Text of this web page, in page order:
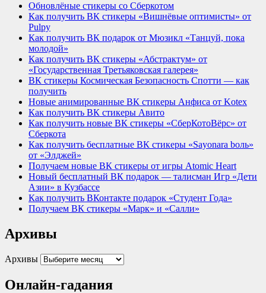
Обновлёные стикеры со Сберкотом
Как получить ВК стикеры «Вишнёвые оптимисты» от
Pulpy
Как получить ВК подарок от Мюзикл «Танцуй, пока
молодой»
Как получить ВК стикеры «Абстрактум» от
«Государственная Третьяковская галерея»
ВК стикеры Космическая Безопасность Спотти — как
получить
Новые анимированные ВК стикеры Анфиса от Kotex
Как получить ВК стикеры Авито
Как получить новые ВК стикеры «СберКотоВёрс» от
Сберкота
Как получить бесплатные ВК стикеры «Sayonara bоль»
от «Элджей»
Получаем новые ВК стикеры от игры Atomic Heart
Новый бесплатный ВК подарок — талисман Игр «Дети
Азии» в Кузбассе
Как получить ВКонтакте подарок «Студент Года»
Получаем ВК стикеры «Марк» и «Салли»
Архивы
Архивы
Онлайн-гадания